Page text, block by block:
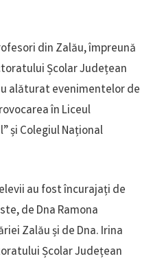
din Zalău, împreună
Școlar Județean
alăturat evenimentelor de
în Liceul
și Colegiul Național
au fost încurajați de
de Dna Ramona
Zalău și de Dna. Irina
Școlar Județean